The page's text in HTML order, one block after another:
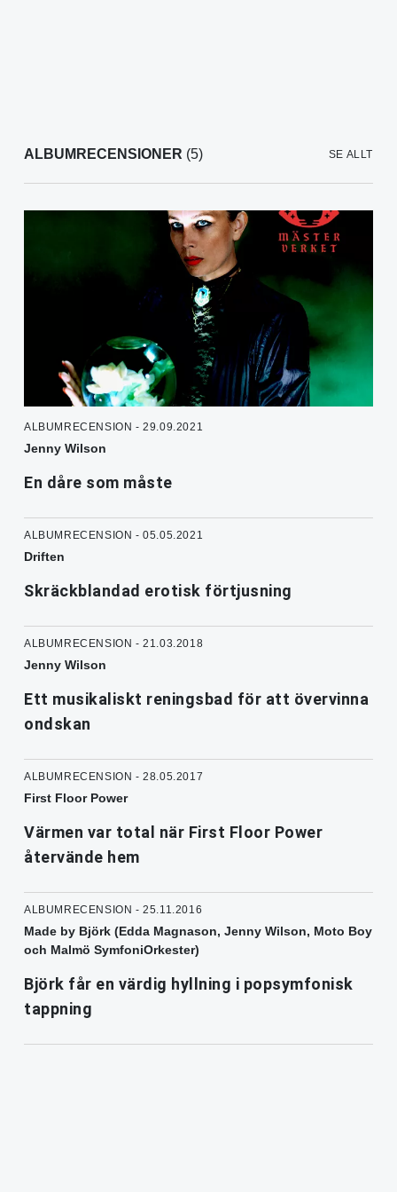
ALBUMRECENSIONER (5) SE ALLT
ALBUMRECENSION - 29.09.2021
Jenny Wilson
En dåre som måste
ALBUMRECENSION - 05.05.2021
Driften
Skräckblandad erotisk förtjusning
ALBUMRECENSION - 21.03.2018
Jenny Wilson
Ett musikaliskt reningsbad för att övervinna
ondskan
ALBUMRECENSION - 28.05.2017
First Floor Power
Värmen var total när First Floor Power
återvände hem
ALBUMRECENSION - 25.11.2016
Made by Björk (Edda Magnason, Jenny Wilson, Moto Boy
och Malmö SymfoniOrkester)
Björk får en värdig hyllning i popsymfonisk
tappning